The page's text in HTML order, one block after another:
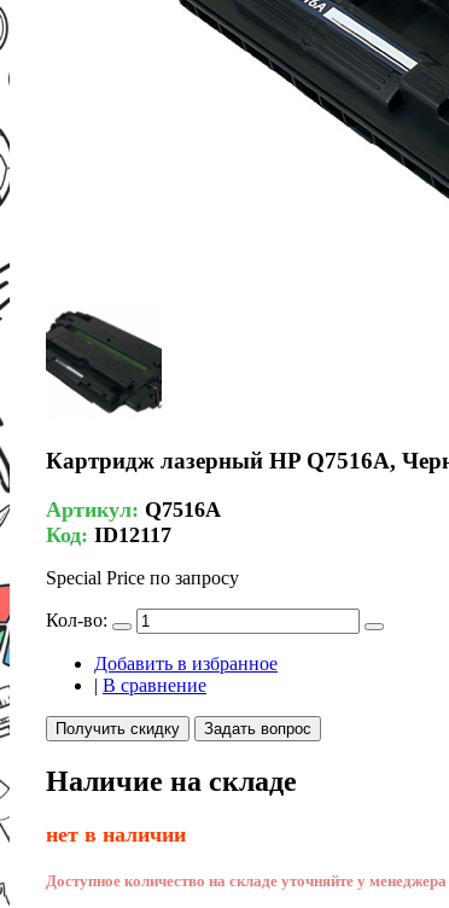
Картридж лазерный HP Q7516A,
Артикул: Q7516A
Код: ID12117
Special Price по запросу
Кол-во:
Добавить в избранное
| В сравнение
Получить скидку Задать вопрос
Наличие на складе
нет в наличии
Доступное количество на складе уточняйте у менеджера